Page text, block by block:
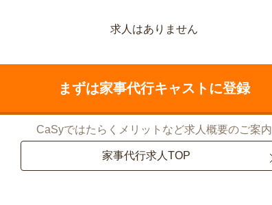
求人はありません
まずは家事代行キャストに登録
CaSyではたらくメリットなど求人概要のご案内
家事代行求人TOP